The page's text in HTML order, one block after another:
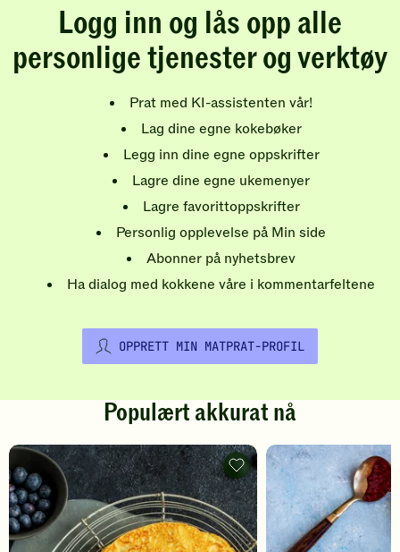
Logg inn og lås opp alle
personlige tjenester og verktøy
Prat med KI-assistenten vår!
Lag dine egne kokebøker
Legg inn dine egne oppskrifter
Lagre dine egne ukemenyer
Lagre favorittoppskrifter
Personlig opplevelse på Min side
Abonner på nyhetsbrev
Ha dialog med kokkene våre i kommentarfeltene
OPPRETT MIN MATPRAT-PROFIL
Populært akkurat nå
Pannekaker
-
legg
til
favoritter